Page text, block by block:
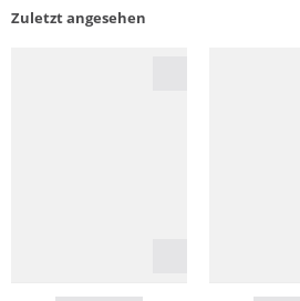
Zuletzt angesehen